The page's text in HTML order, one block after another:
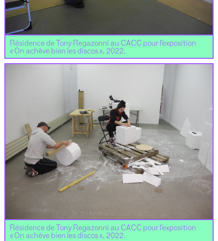
Résidence de Tony Regazonni au CACC pour l’exposition
« On achève bien les discos », 2022.
Résidence de Tony Regazonni au CACC pour l’exposition
« On achève bien les discos », 2022.